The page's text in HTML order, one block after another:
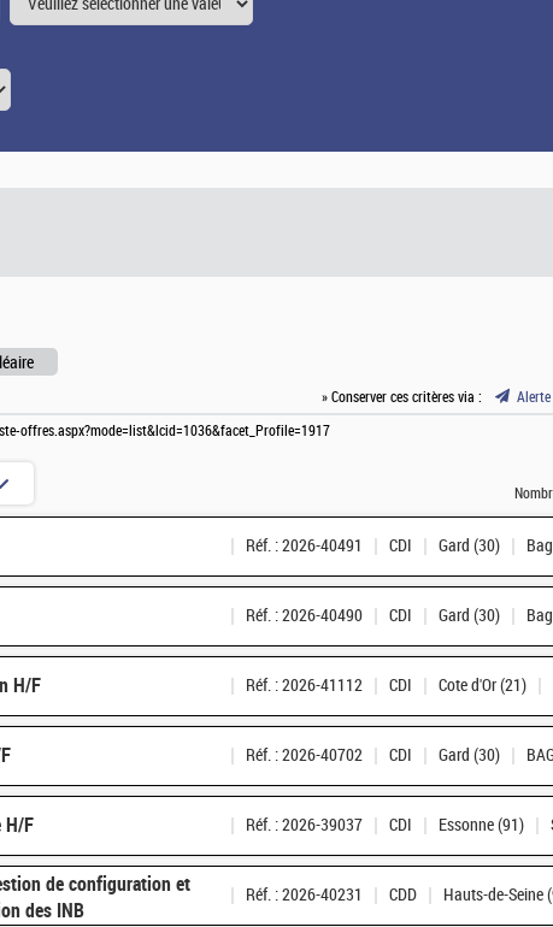
» Conserver ces critères via : Alerte
offres.aspx?mode=list&lcid=1036&facet_Profile=1917
Réf. : 2026-40491 CDI Gard (30)
Réf. : 2026-40490 CDI Gard (30)
H/F Réf. : 2026-41112 CDI Cote d'Or (21)
Réf. : 2026-40702 CDI Gard (30)
H/F Réf. : 2026-39037 CDI Essonne (91)
de configuration et
des INB
Réf. : 2026-40231 CDD Hauts-de-Seine